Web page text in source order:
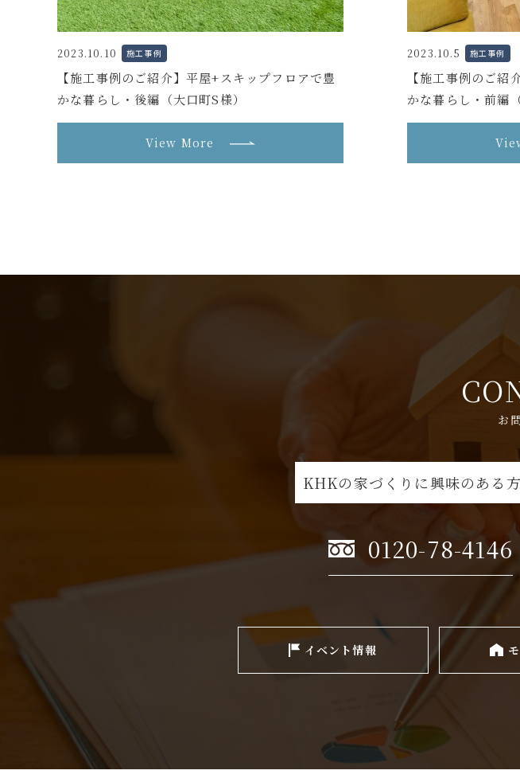
2023.10.10 施工事例
【施工事例のご紹介】平屋+スキップフロアで豊
かな暮らし・後編（大口町S様）
View More
2023.10.5 施工事例
【施工事例のご紹
かな暮らし・前編
お
KHKの家づくりに興味のある
0120-78-4146
イベント情報